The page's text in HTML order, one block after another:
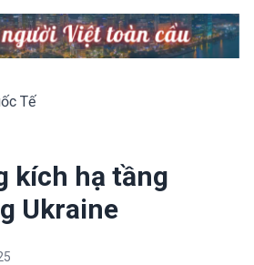
Tế
kích hạ tầng
Ukraine